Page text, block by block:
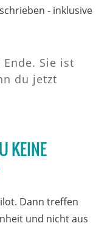
- inklusive
Sie ist
du jetzt
KEINE
Dann treffen
und nicht aus